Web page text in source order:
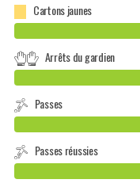
Cartons jaunes
Arrêts du gardien
Passes
Passes réussies